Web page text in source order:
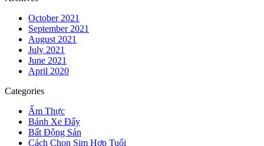
October 2021
September 2021
August 2021
July 2021
June 2021
April 2020
Categories
Ẩm Thực
Bánh Xe Đẩy
Bất Động Sản
Cách Chọn Sim Hợp Tuổi